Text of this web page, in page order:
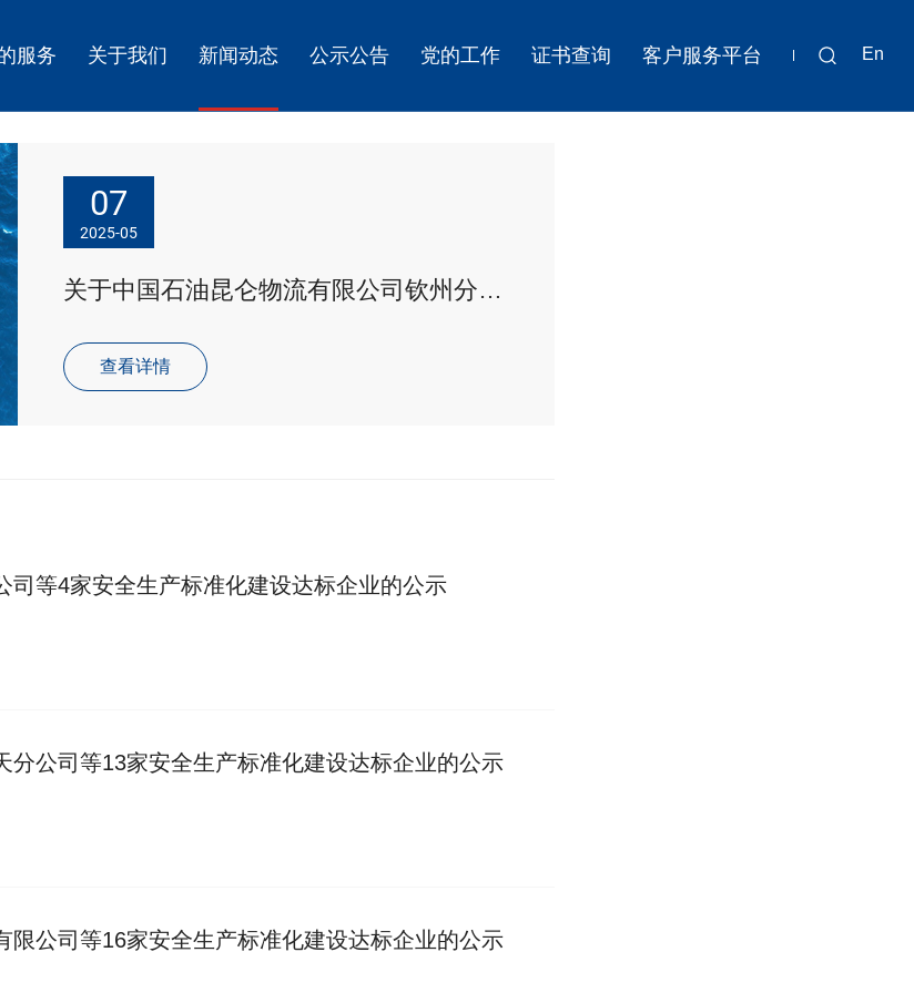
En
服务 关于我们 新闻动态 公示公告 党的工作 证书查询 客户服务平台
07
2025-05
关于中国石油昆仑物流有限公司钦州分公司等11家安全生产标准化建设达标企业的公示
查看详情
司等4家安全生产标准化建设达标企业的公示
分公司等13家安全生产标准化建设达标企业的公示
限公司等16家安全生产标准化建设达标企业的公示